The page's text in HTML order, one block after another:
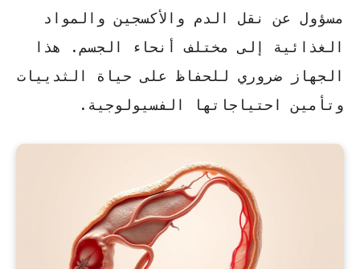
مسؤول عن نقل الدم والأكسجين والمواد
الغذائية إلى مختلف أنحاء الجسم. هذا
الجهاز ضروري للحفاظ على حياة الثدييات
وتأمين احتياجاتها الفسيولوجية.